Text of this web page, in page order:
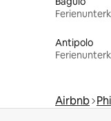
Antipolo
Airbnb